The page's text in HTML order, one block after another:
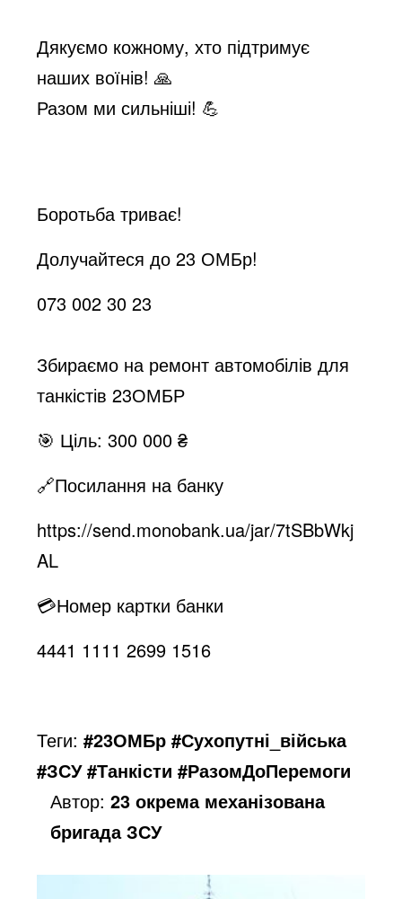
Дякуємо кожному, хто підтримує
наших воїнів! 🙏
Разом ми сильніші! 💪
Боротьба триває!
Долучайтеся до 23 ОМБр!
073 002 30 23
Збираємо на ремонт автомобілів для
танкістів 23ОМБР
🎯 Ціль: 300 000 ₴
🔗Посилання на банку
https://send.monobank.ua/jar/7tSBbWkj
AL
💳Номер картки банки
4441 1111 2699 1516
Теги:#23ОМБр #Сухопутні_війська
#ЗСУ #Танкісти #РазомДоПеремоги
Автор:23 окрема механізована
бригада ЗСУ